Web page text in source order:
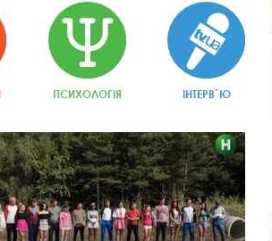
ПСИХОЛОГІЯ ІНТЕРВ`Ю